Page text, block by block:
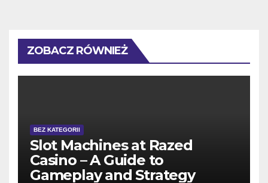
ZOBACZ RÓWNIEŻ
BEZ KATEGORII
Slot Machines at Razed
Casino – A Guide to
Gameplay and Strategy